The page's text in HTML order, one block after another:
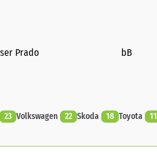
Prado bB
23 Volkswagen 22 Skoda 18 Toyota 11